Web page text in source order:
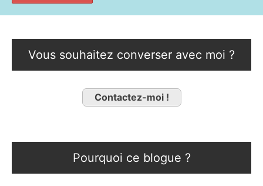
Vous souhaitez converser avec moi ?
Contactez-moi !
Pourquoi ce blogue ?